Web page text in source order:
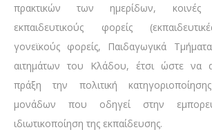
πρακτικών των ημερίδων, κοινές
εκπαιδευτικούς φορείς
γονεϊκούς φορείς, Παιδαγωγικά
αιτημάτων του Κλάδου, έτσι ώστε να
πράξη την πολιτική
μονάδων που οδηγεί στην
ιδιωτικοποίηση της εκπαίδευσης.